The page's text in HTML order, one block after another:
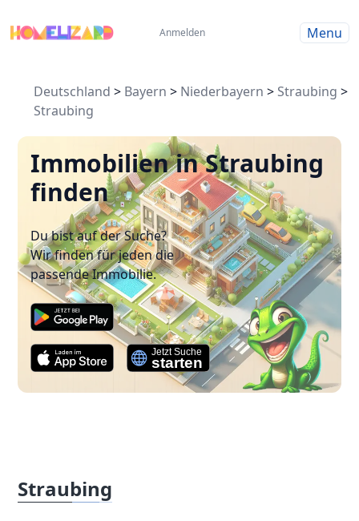
Anmelden Menu
Deutschland > Bayern > Niederbayern > Straubing >
Straubing
Immobilien in Straubing
finden
Du bist auf der Suche?
Wir finden für jeden die
passende Immobilie.
Straubing